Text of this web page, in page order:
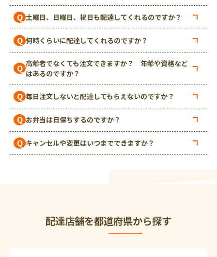
Q 土曜日、日曜日、祝日も配達してくれるのですか？
Q 何時くらいに配達してくれるのですか？
Q 高齢者でなくても注文できますか？ 年齢や資格など
はあるのですか？
Q 毎日注文しないと配達してもらえないのですか？
Q お弁当は日保ちするのですか？
Q キャンセルや変更はいつまでできますか？
配達店舗を都道府県から探す